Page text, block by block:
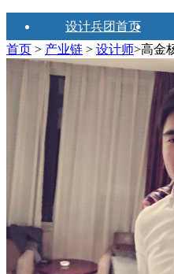
设计兵团首页
首页 > 产业链 > 设计师>高金